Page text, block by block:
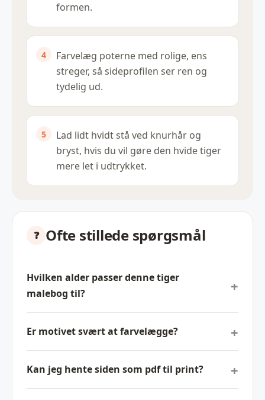
formen.
Farvelæg poterne med rolige, ens
streger, så sideprofilen ser ren og
tydelig ud.
Lad lidt hvidt stå ved knurhår og
bryst, hvis du vil gøre den hvide tiger
mere let i udtrykket.
Ofte stillede spørgsmål
Hvilken alder passer denne tiger
malebog til?
Er motivet svært at farvelægge?
Kan jeg hente siden som pdf til print?